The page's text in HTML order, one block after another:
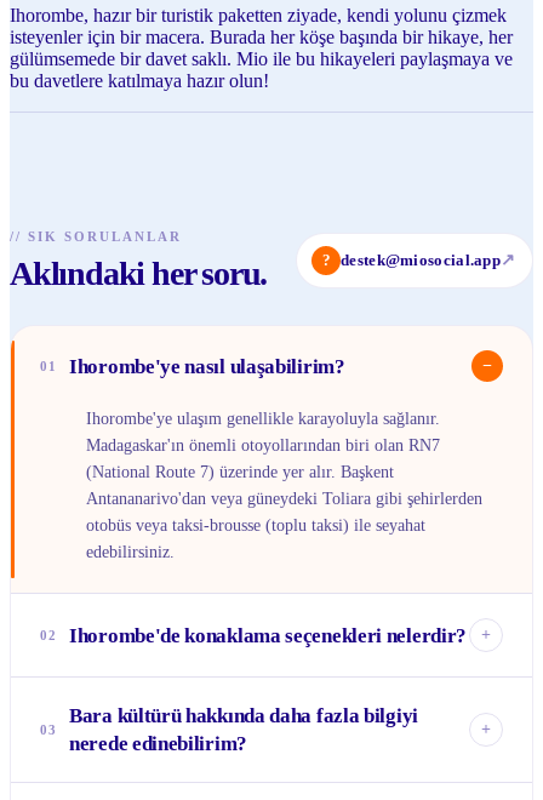
Ihorombe, hazır bir turistik paketten ziyade, kendi yolunu çizmek
isteyenler için bir macera. Burada her köşe başında bir hikaye, her
gülümsemede bir davet saklı. Mio ile bu hikayeleri paylaşmaya ve
bu davetlere katılmaya hazır olun!
// SIK SORULANLAR
Aklındaki her soru. ? destek@miosocial.app↗
01 Ihorombe'ye nasıl ulaşabilirim? −
Ihorombe'ye ulaşım genellikle karayoluyla sağlanır.
Madagaskar'ın önemli otoyollarından biri olan RN7
(National Route 7) üzerinde yer alır. Başkent
Antananarivo'dan veya güneydeki Toliara gibi şehirlerden
otobüs veya taksi-brousse (toplu taksi) ile seyahat
edebilirsiniz.
02 Ihorombe'de konaklama seçenekleri nelerdir? +
misafirhaneler ve uygun fiyatlı oteller bulabilirsiniz. Lüks
konaklama seçenekleri beklemeyin, ancak temiz ve samimi
03
Bara kültürü hakkında daha fazla bilgiyi
nerede edinebilirim?
+